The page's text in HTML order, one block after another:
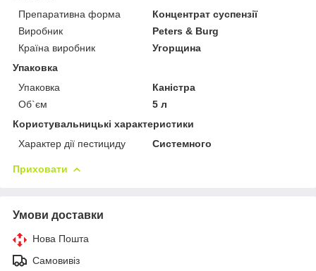
Препаративна форма
Концентрат суспензії
Виробник
Peters & Burg
Країна виробник
Угорщина
Упаковка
Упаковка
Каністра
Об`єм
5 л
Користувальницькі характеристики
Характер дії пестициду
Системного
Приховати
Умови доставки
Нова Пошта
Самовивіз